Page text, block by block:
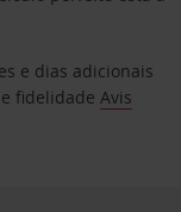
e dias adicionais
fidelidade Avis